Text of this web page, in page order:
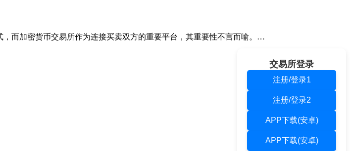
而加密货币交易所作为连接买卖双方的重要平台，其重要性不言而喻。…
交易所登录
注册/登录1
注册/登录2
APP下载(安卓)
APP下载(安卓)